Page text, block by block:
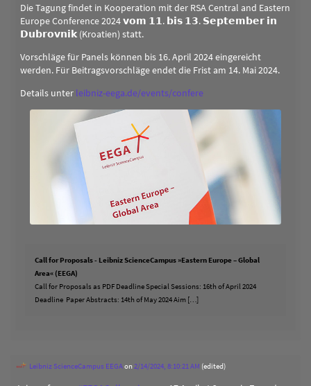
Die Tagung findet in Kooperation mit der RSA Central and Eastern
Europe Conference 2024 𝘃𝗼𝗺 𝟭𝟭. 𝗯𝗶𝘀 𝟭𝟯. 𝗦𝗲𝗽𝘁𝗲𝗺𝗯𝗲𝗿 𝗶𝗻
𝗗𝘂𝗯𝗿𝗼𝘃𝗻𝗶𝗸 (Kroatien) statt.
Vorschläge für Panels können bis 16. April 2024 eingereicht
werden. Für Beitragsvorschläge endet die Frist am 14. Mai 2024.
Details unter leibniz-eega.de/events/confere
Call for Proposals - Leibniz ScienceCampus »Eastern Europe – Global
Area« (EEGA)
Call for Proposals as PDF Deadline Special Sessions: 16th of April 2024
Deadline Paper Abstracts: 14th of May 2024 Aim […]
Leibniz ScienceCampus EEGAon2/14/2024, 8:10:21 AM (edited)